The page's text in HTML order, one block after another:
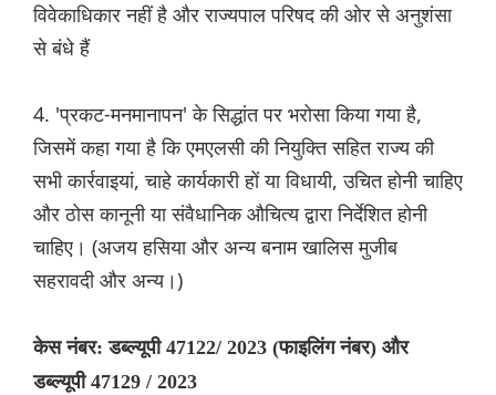
विवेकाधिकार नहीं है और राज्यपाल परिषद की ओर से अनुशंसा
से बंधे हैं
4. 'प्रकट-मनमानापन' के सिद्धांत पर भरोसा किया गया है,
जिसमें कहा गया है कि एमएलसी की नियुक्ति सहित राज्य की
सभी कार्रवाइयां, चाहे कार्यकारी हों या विधायी, उचित होनी चाहिए
और ठोस कानूनी या संवैधानिक औचित्य द्वारा निर्देशित होनी
चाहिए। (अजय हसिया और अन्य बनाम खालिस मुजीब
सहरावदी और अन्य।)
केस नंबर: डब्ल्यूपी 47122/ 2023 (फाइलिंग नंबर) और
डब्ल्यूपी 47129 / 2023